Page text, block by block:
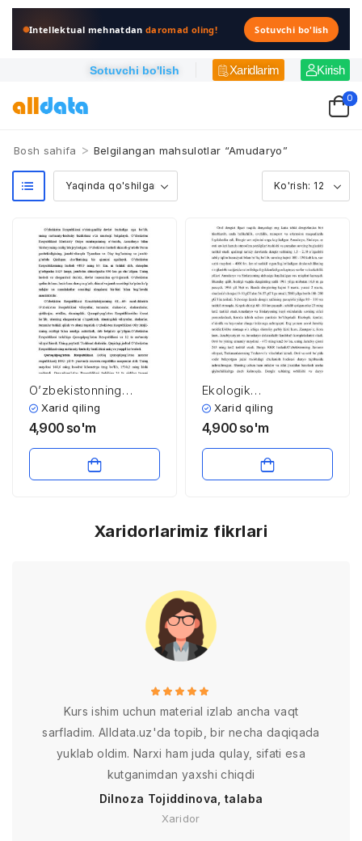
Intellektual mehnatdandaromad oling! Sotuvchi bo'lish
Sotuvchi bo'lish Xaridlarim Kirish
0
Bosh sahifa > Belgilangan mahsulotlar “Amudaryo”
O’zbekistonning
ma’muriy-hududiy
tuzilishi, aholisi va
Xarid qiling
4,900 so'm
Ekologik
muammolarga
o’zgacha nigoh
Xarid qiling
4,900 so'm
Xaridorlarimiz fikrlari
Kurs ishim uchun material izlab ancha vaqt
sarfladim. Alldata.uz'da topib, bir necha daqiqada
yuklab oldim. Narxi ham juda qulay, sifati esa
kutganimdan yaxshi chiqdi
Dilnoza Tojiddinova, talaba
Xaridor